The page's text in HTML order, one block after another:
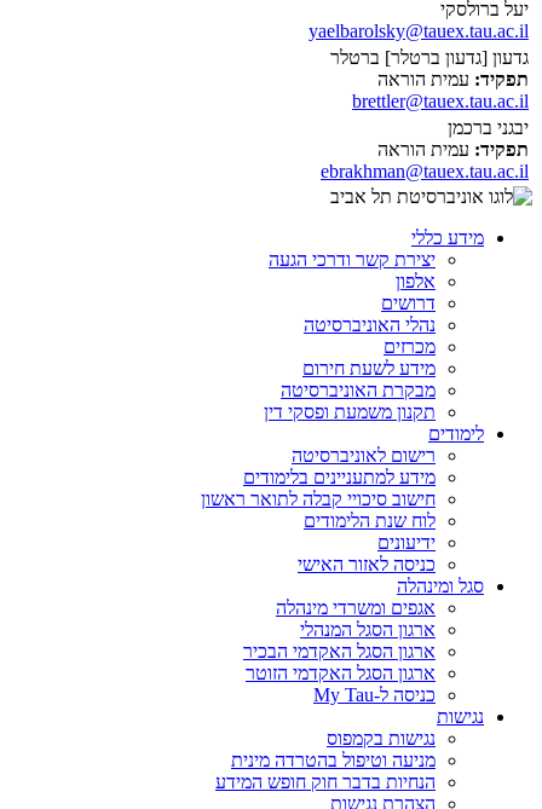
יעל ברולסקי
yaelbarolsky@tauex.tau.ac.il
גדעון [גדעון ברטלר] ברטלר
תפקיד: עמית הוראה
brettler@tauex.tau.ac.il
יבגני ברכמן
תפקיד: עמית הוראה
ebrakhman@tauex.tau.ac.il
מידע כללי
יצירת קשר ודרכי הגעה
אלפון
דרושים
נהלי האוניברסיטה
מכרזים
מידע לשעת חירום
מבקרת האוניברסיטה
תקנון משמעת ופסקי דין
לימודים
רישום לאוניברסיטה
מידע למתעניינים בלימודים
חישוב סיכויי קבלה לתואר ראשון
לוח שנת הלימודים
ידיעונים
כניסה לאזור האישי
סגל ומינהלה
אגפים ומשרדי מינהלה
ארגון הסגל המנהלי
ארגון הסגל האקדמי הבכיר
ארגון הסגל האקדמי הזוטר
כניסה ל-My Tau
נגישות
נגישות בקמפוס
מניעה וטיפול בהטרדה מינית
הנחיות בדבר חוק חופש המידע
הצהרת נגישות